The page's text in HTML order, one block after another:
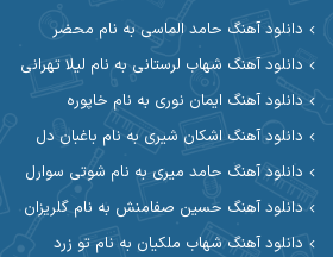
آرین مریدی
آوات بوکانی آوات
آیت احمدنژاد
ابراهیم شمس
ابی حسینی
دانلود آهنگ حامد الماسی به نام محضر
دانلود آهنگ شهاب لرستانی به نام لیلا تهرانی
دانلود آهنگ ایمان نوری به نام خاپوره
دانلود آهنگ اشکان شیری به نام باغبان دل
دانلود آهنگ حامد میری به نام شوتی سوارل
دانلود آهنگ حسین صفامنش به نام گلریزان
دانلود آهنگ شهاب ملکیان به نام تو زرد